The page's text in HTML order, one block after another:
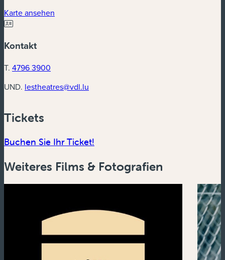
Karte ansehen
Kontakt
T. 4796 3900
UND. lestheatres@vdl.lu
Tickets
Buchen Sie Ihr Ticket!
Weiteres Films & Fotografien